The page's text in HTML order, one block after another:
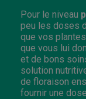
Pour le niveau
peu les doses
que vos
que vous lui
et de bons
solution
de floraison
fournir une